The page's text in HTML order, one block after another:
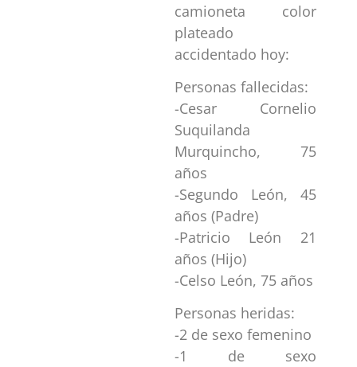
camioneta color
plateado
accidentado hoy:
Personas fallecidas:
-Cesar Cornelio
Suquilanda
Murquincho, 75
años
-Segundo León, 45
años (Padre)
-Patricio León 21
años (Hijo)
-Celso León, 75 años
Personas heridas:
-2 de sexo femenino
-1 de sexo